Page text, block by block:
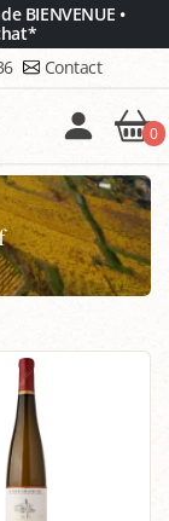
BIENVENUE •
Contact
0